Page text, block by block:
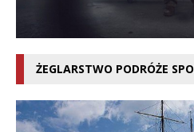
ŻEGLARSTWO PODRÓŻE